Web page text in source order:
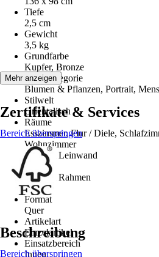
Tiefe
2,5 cm
Gewicht
3,5 kg
Grundfarbe
Kupfer, Bronze
Motivkategorie
Blumen & Pflanzen, Portrait,
Stilwelt
Orientalisch
Räume
Esszimmer, Flur / Diele,
Wohnzimmer
Material Leinwand
MDF
Material Rahmen
-
Format
Quer
Artikelart
Einzelartikel
Einsatzbereich
Innen
Mehr anzeigen
Zertifikate & Services
Bereich überspringen
Beschreibung
Bereich überspringen